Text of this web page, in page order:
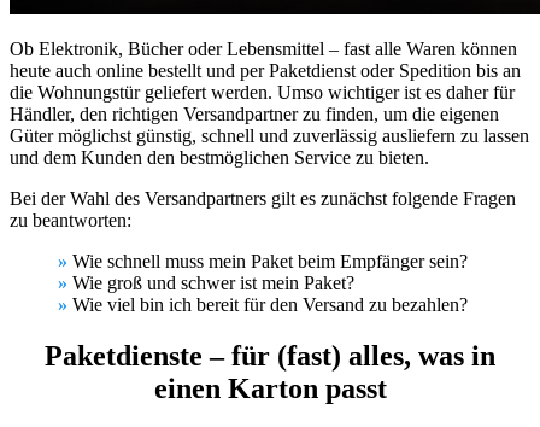
Ob Elektronik, Bücher oder Lebensmittel – fast alle Waren können
heute auch online bestellt und per Paketdienst oder Spedition bis an
die Wohnungstür geliefert werden. Umso wichtiger ist es daher für
Händler, den richtigen Versandpartner zu finden, um die eigenen
Güter möglichst günstig, schnell und zuverlässig ausliefern zu lassen
und dem Kunden den bestmöglichen Service zu bieten.
Bei der Wahl des Versandpartners gilt es zunächst folgende Fragen
zu beantworten:
» Wie schnell muss mein Paket beim Empfänger sein?
» Wie groß und schwer ist mein Paket?
» Wie viel bin ich bereit für den Versand zu bezahlen?
Paketdienste – für (fast) alles, was in
einen Karton passt